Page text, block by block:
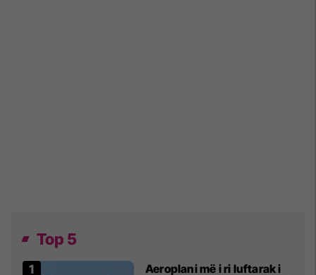
Top 5
Aeroplani më i ri luftarak i